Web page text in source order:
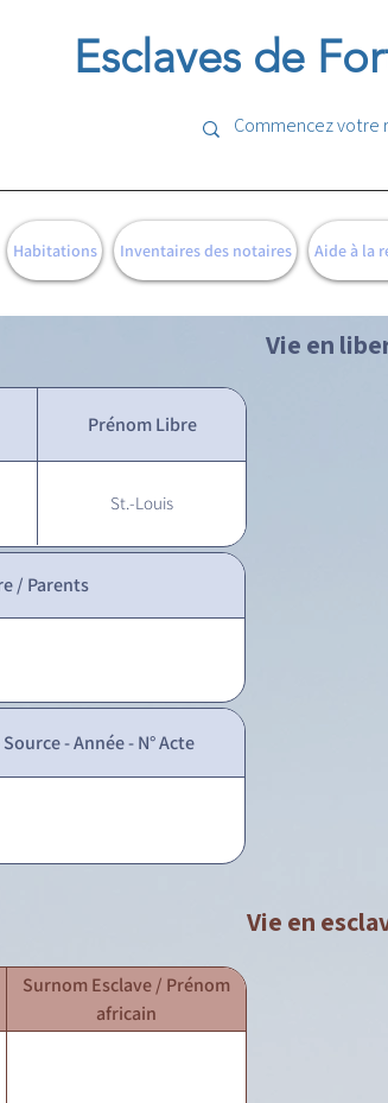
Esclaves de
Habitations Inventaires des notaires Aide à la
Vie en
Prénom Libre
St.-Louis
/ Parents
- Année - N° Acte
Vie en
Surnom Esclave / Prénom
africain